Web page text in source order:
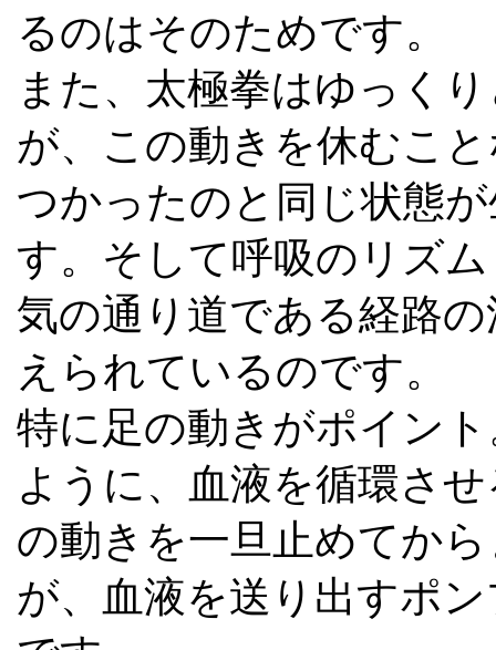
るのはそのためです。
また、太極拳はゆっく
が、この動きを休むこ
つかったのと同じ状態
す。そして呼吸のリズ
気の通り道である経路
えられているのです。
特に足の動きがポイン
ように、血液を循環さ
の動きを一旦止めてか
が、血液を送り出すポ